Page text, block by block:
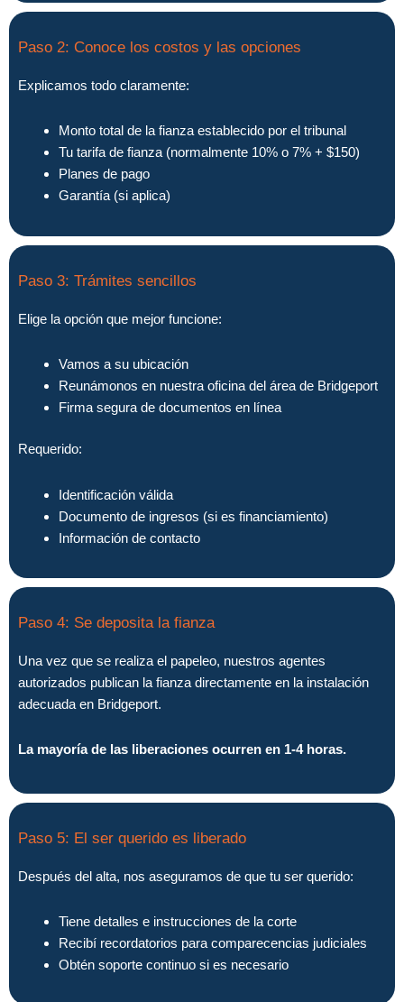
Paso 2: Conoce los costos y las opciones
Explicamos todo claramente:
Monto total de la fianza establecido por el tribunal
Tu tarifa de fianza (normalmente 10% o 7% + $150)
Planes de pago
Garantía (si aplica)
Paso 3: Trámites sencillos
Elige la opción que mejor funcione:
Vamos a su ubicación
Reunámonos en nuestra oficina del área de Bridgeport
Firma segura de documentos en línea
Requerido:
Identificación válida
Documento de ingresos (si es financiamiento)
Información de contacto
Paso 4: Se deposita la fianza
Una vez que se realiza el papeleo, nuestros agentes
autorizados publican la fianza directamente en la instalación
adecuada en Bridgeport.
La mayoría de las liberaciones ocurren en 1-4 horas.
Paso 5: El ser querido es liberado
Después del alta, nos aseguramos de que tu ser querido:
Tiene detalles e instrucciones de la corte
Recibí recordatorios para comparecencias judiciales
Obtén soporte continuo si es necesario